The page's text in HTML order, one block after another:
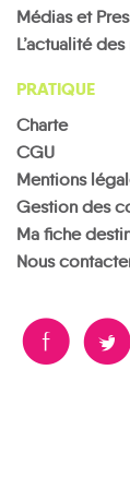
Médias et
L’actualité
PRATIQUE
Charte
CGU
Mentions
Gestion des
Ma fiche
Nous
B A